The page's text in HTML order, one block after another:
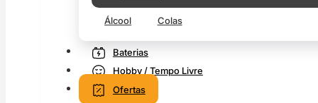
Álcool Colas
Baterias
Hobby / Tempo Livre
Ofertas